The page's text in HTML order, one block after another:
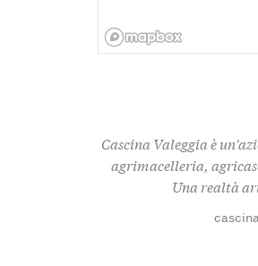
Cascina Valeggia è
agrimacelleria,
Una realtà